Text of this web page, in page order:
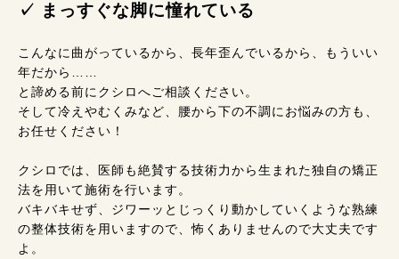
✓ まっすぐな脚に憧れている
こんなに曲がっているから、長年歪んでいるから、もういい
年だから……
と諦める前にクシロへご相談ください。
そして冷えやむくみなど、腰から下の不調にお悩みの方も、
お任せください！
クシロでは、医師も絶賛する技術力から生まれた独自の矯正
法を用いて施術を行います。
バキバキせず、ジワーッとじっくり動かしていくような熟練
の整体技術を用いますので、怖くありませんので大丈夫です
よ。